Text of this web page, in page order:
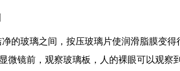
玻璃之间，按压玻璃片使润滑脂膜变得
微镜前，观察玻璃板，人的裸眼可以观察